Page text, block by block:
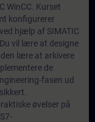
WinCC. Kurset
konfigurerer
hjælp af SIMATIC
vil lære at designe
lære at arkivere
de
fasen ud
øvelser på